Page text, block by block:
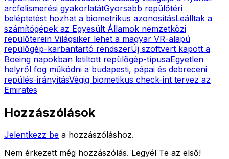
arcfelismerési gyakorlatátGyorsabb repülőtéri
beléptetést hozhat a biometrikus azonosításLeálltak a
számítógépek az Egyesült Államok nemzetközi
repülőterein Világsiker lehet a magyar VR-alapú
repülőgép-karbantartó rendszerÚj szoftvert kapott a
Boeing napokban letiltott repülőgép-típusaEgyetlen
helyről fog működni a budapesti, pápai és debreceni
repülés-irányításVégig biometikus check-int tervez az
Emirates
Hozzászólások
Jelentkezz be a hozzászóláshoz.
Nem érkezett még hozzászólás. Legyél Te az első!